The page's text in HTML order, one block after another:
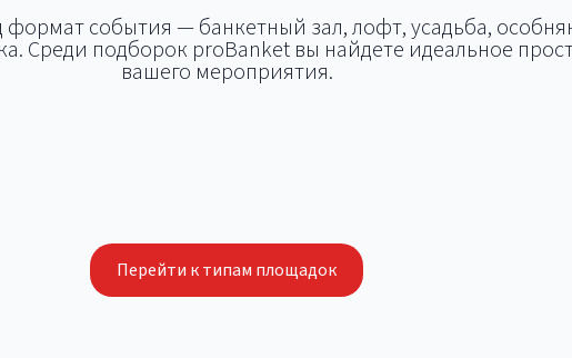
события — банкетный зал, лофт, усадьба,
Среди подборок proBanket вы найдете идеальное
вашего мероприятия.
Перейти к типам площадок